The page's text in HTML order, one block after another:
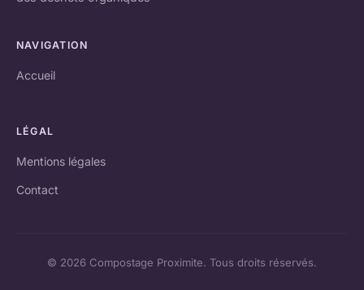
NAVIGATION
Accueil
LÉGAL
Mentions légales
Contact
© 2026 Compostage Proximite. Tous droits réservés.